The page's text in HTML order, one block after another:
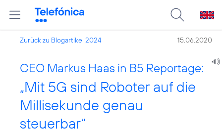
Zurück zu Blogartikel 2024 15.06.2020
CEO Markus Haas in B5 Reportage:
„Mit 5G sind Roboter auf die
Millisekunde genau
steuerbar“